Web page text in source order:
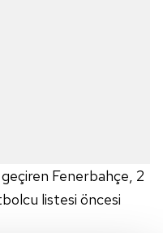
Fenerbahçe, 2
listesi öncesi